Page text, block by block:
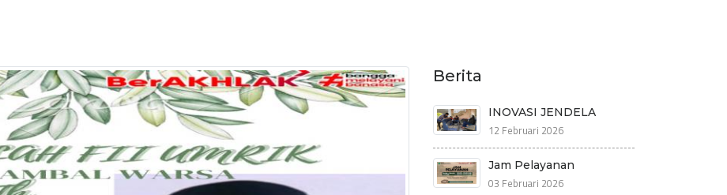
Berita
INOVASI JENDELA
12 Februari 2026
Jam Pelayanan
03 Februari 2026